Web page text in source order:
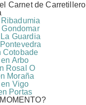
Carnet de Carretillero
Guardia
Cotobade
Arbo
Rosal O
Moraña
Vigo
Portas